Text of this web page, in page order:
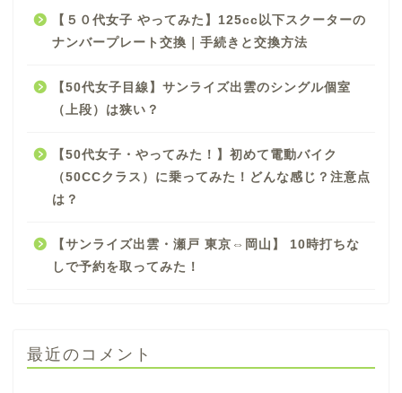
【５０代女子 やってみた】125cc以下スクーターの
ナンバープレート交換｜手続きと交換方法
【50代女子目線】サンライズ出雲のシングル個室
（上段）は狭い？
【50代女子・やってみた！】初めて電動バイク
（50CCクラス）に乗ってみた！どんな感じ？注意点
は？
【サンライズ出雲・瀬戸 東京⇔岡山】 10時打ちな
しで予約を取ってみた！
最近のコメント